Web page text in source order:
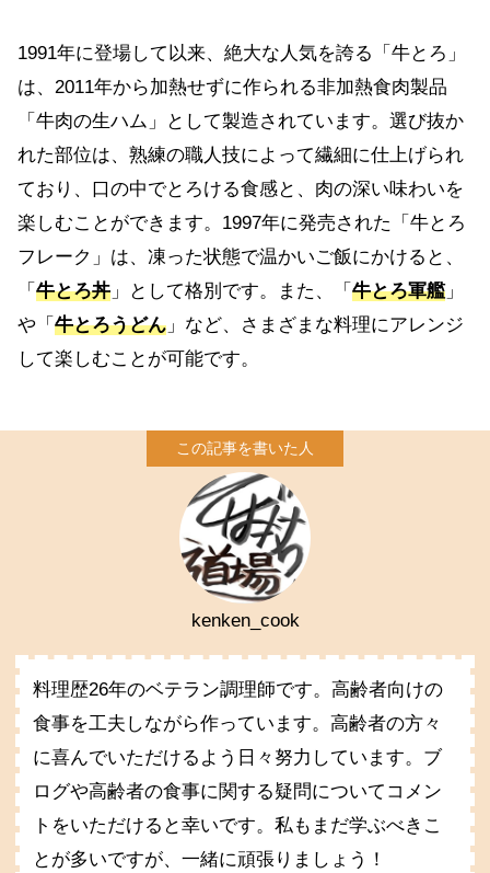
1991年に登場して以来、絶大な人気を誇る「牛とろ」
は、2011年から加熱せずに作られる非加熱食肉製品
「牛肉の生ハム」として製造されています。選び抜か
れた部位は、熟練の職人技によって繊細に仕上げられ
ており、口の中でとろける食感と、肉の深い味わいを
楽しむことができます。1997年に発売された「牛とろ
フレーク」は、凍った状態で温かいご飯にかけると、
「 牛とろ丼 」として格別です。また、「 牛とろ軍艦」
や「 牛とろうどん 」など、さまざまな料理にアレンジ
して楽しむことが可能です。
kenken_cook
料理歴26年のベテラン調理師です。高齢者向けの
食事を工夫しながら作っています。高齢者の方々
に喜んでいただけるよう日々努力しています。ブ
ログや高齢者の食事に関する疑問についてコメン
トをいただけると幸いです。私もまだ学ぶべきこ
とが多いですが、一緒に頑張りましょう！